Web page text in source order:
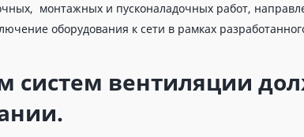
монтажных и пусконаладочных работ,
оборудования к сети в рамках
вентиляции